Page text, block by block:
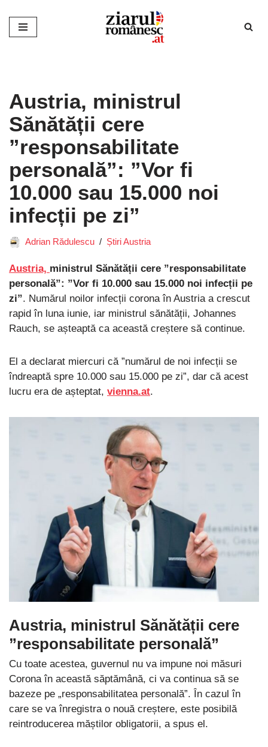
Sari
Austria, ministrul
Sănătății cere
”responsabilitate
personală”: ”Vor fi
10.000 sau 15.000 noi
infecții pe zi”
Adrian Rădulescu Știri Austria
Austria, ministrul Sănătății cere ”responsabilitate
personală”: ”Vor fi 10.000 sau 15.000 noi infecții pe
zi”. Numărul noilor infecții corona în Austria a crescut
rapid în luna iunie, iar ministrul sănătății, Johannes
Rauch, se așteaptă ca această creștere să continue.
El a declarat miercuri că ”numărul de noi infecții se
îndreaptă spre 10.000 sau 15.000 pe zi”, dar că acest
lucru era de așteptat, vienna.at.
Austria, ministrul Sănătății cere
”responsabilitate personală”
Cu toate acestea, guvernul nu va impune noi măsuri
Corona în această săptămână, ci va continua să se
bazeze pe „responsabilitatea personală”. În cazul în
care se va înregistra o nouă creștere, este posibilă
reintroducerea măștilor obligatorii, a spus el.